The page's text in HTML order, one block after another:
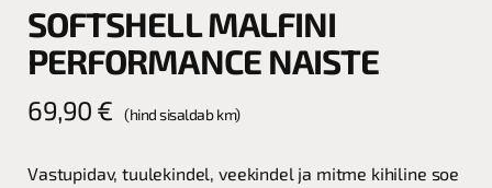
SOFTSHELL MALFINI
PERFORMANCE NAISTE
69,90 € (hind sisaldab km)
Vastupidav, tuulekindel, veekindel ja mitme kihiline soe